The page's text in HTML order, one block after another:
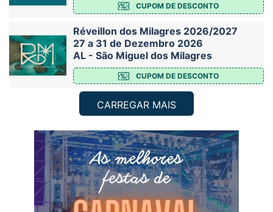
CUPOM DE DESCONTO
Réveillon dos Milagres 2026/2027
27 a 31 de Dezembro 2026
AL - São Miguel dos Milagres
CUPOM DE DESCONTO
CARREGAR MAIS